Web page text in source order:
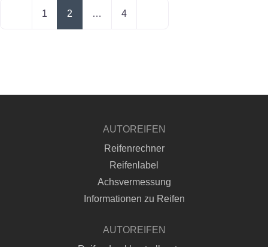
Posts navigation
Neuere Beiträge
1 2 … 4
AUTOREIFEN
Reifenrechner
Reifenlabel
Achsvermessung
Informationen zu Reifen
AUTOREIFEN